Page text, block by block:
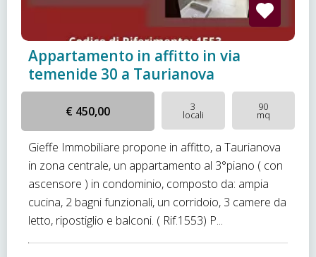
Appartamento in affitto in via
temenide 30 a Taurianova
€ 450,00 3
locali
90
mq
Gieffe Immobiliare propone in affitto, a Taurianova
in zona centrale, un appartamento al 3°piano ( con
ascensore ) in condominio, composto da: ampia
cucina, 2 bagni funzionali, un corridoio, 3 camere da
letto, ripostiglio e balconi. ( Rif.1553) P...